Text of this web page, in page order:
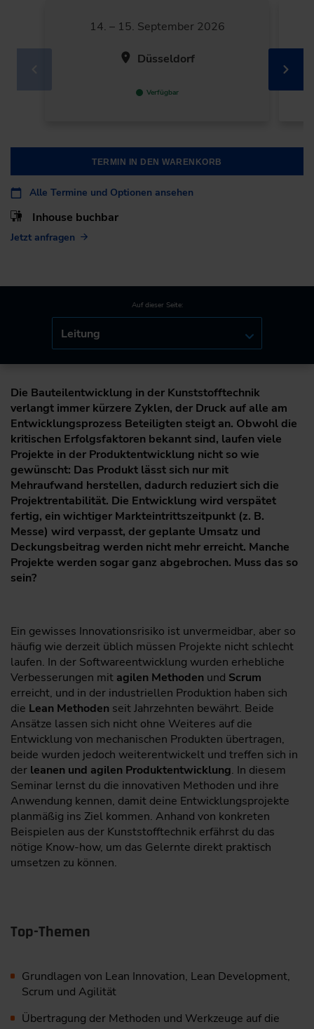
14. – 15. September 2026
Düsseldorf
Verfügbar
TERMIN IN DEN WARENKORB
Alle Termine und Optionen ansehen
Inhouse buchbar
Jetzt anfragen
Auf dieser Seite:
Leitung
Die Bauteilentwicklung in der Kunststofftechnik
verlangt immer kürzere Zyklen, der Druck auf alle am
Entwicklungsprozess Beteiligten steigt an. Obwohl die
kritischen Erfolgsfaktoren bekannt sind, laufen viele
Projekte in der Produktentwicklung nicht so wie
gewünscht: Das Produkt lässt sich nur mit
Mehraufwand herstellen, dadurch reduziert sich die
Projektrentabilität. Die Entwicklung wird verspätet
fertig, ein wichtiger Markteintrittszeitpunkt (z. B.
Messe) wird verpasst, der geplante Umsatz und
Deckungsbeitrag werden nicht mehr erreicht. Manche
Projekte werden sogar ganz abgebrochen. Muss das so
sein?
Ein gewisses Innovationsrisiko ist unvermeidbar, aber so
häufig wie derzeit üblich müssen Projekte nicht schlecht
laufen. In der Softwareentwicklung wurden erhebliche
Verbesserungen mit agilen Methoden und Scrum
erreicht, und in der industriellen Produktion haben sich
die Lean Methoden seit Jahrzehnten bewährt. Beide
Ansätze lassen sich nicht ohne Weiteres auf die
Entwicklung von mechanischen Produkten übertragen,
beide wurden jedoch weiterentwickelt und treffen sich in
der leanen und agilen Produktentwicklung. In diesem
Seminar lernst du die innovativen Methoden und ihre
Anwendung kennen, damit deine Entwicklungsprojekte
planmäßig ins Ziel kommen. Anhand von konkreten
Beispielen aus der Kunststofftechnik erfährst du das
nötige Know-how, um das Gelernte direkt praktisch
umsetzen zu können.
Top-Themen
Grundlagen von Lean Innovation, Lean Development,
Scrum und Agilität
Übertragung der Methoden und Werkzeuge auf die